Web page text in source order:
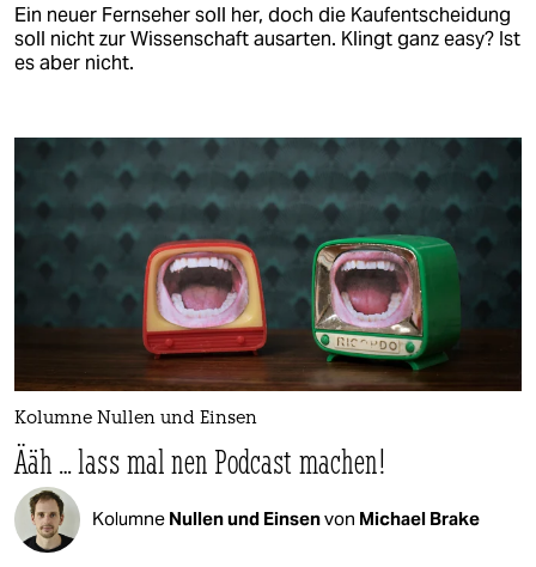
Ein neuer Fernseher soll her, doch die Kaufentscheidung
soll nicht zur Wissenschaft ausarten. Klingt ganz easy? Ist
es aber nicht.
Kolumne Nullen und Einsen
Ääh … lass mal nen Podcast machen!
Kolumne Nullen und Einsenvon Michael Brake